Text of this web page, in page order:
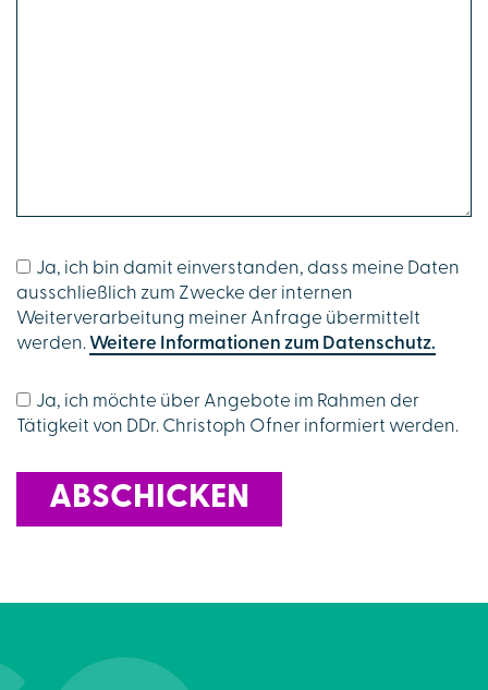
SPEZIALGEBIETE
ORDINATION
ANFRAGE & TERMINE
KONTAKT
Ja, ich bin damit einverstanden, dass meine Daten
ausschließlich zum Zwecke der internen
Weiterverarbeitung meiner Anfrage übermittelt
werden. Weitere Informationen zum Datenschutz.
Ja, ich möchte über Angebote im Rahmen der
Tätigkeit von DDr. Christoph Ofner informiert werden.
ABSCHICKEN